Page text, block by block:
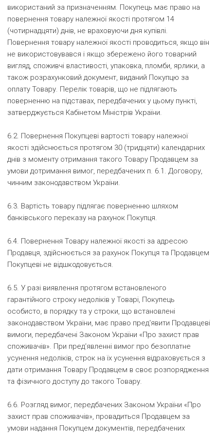
використаний за призначенням. Покупець має право на
повернення товару належної якості протягом 14
(чотирнадцяти) днів, не враховуючи дня купівлі.
Повернення товару належної якості проводиться, якщо він
не використовувався і якщо збережено його товарний
вигляд, споживчі властивості, упаковка, пломби, ярлики, а
також розрахунковий документ, виданий Покупцю за
оплату Товару. Перелік товарів, що не підлягають
поверненню на підставах, передбачених у цьому пункті,
затверджується Кабінетом Міністрів України.
6.2. Повернення Покупцеві вартості товару належної
якості здійснюється протягом 30 (тридцяти) календарних
днів з моменту отримання такого Товару Продавцем за
умови дотримання вимог, передбачених п. 6.1. Договору,
чинним законодавством України.
6.3. Вартість товару підлягає поверненню шляхом
банківського переказу на рахунок Покупця.
6.4. Повернення Товару належної якості за адресою
Продавця, здійснюється за рахунок Покупця та Продавцем
Покупцеві не відшкодовується.
6.5. У разі виявлення протягом встановленого
гарантійного строку недоліків у Товарі, Покупець
особисто, в порядку та у строки, що встановлені
законодавством України, має право пред'явити Продавцеві
вимоги, передбачені Законом України «Про захист прав
споживачів». При пред’явленні вимог про безоплатне
усунення недоліків, строк на їх усунення відраховується з
дати отримання Товару Продавцем в своє розпорядження
та фізичного доступу до такого Товару.
6.6. Розгляд вимог, передбачених Законом України «Про
захист прав споживачів», провадиться Продавцем за
умови надання Покупцем документів, передбачених